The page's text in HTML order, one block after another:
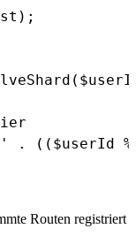
. (($userId
Routen registriert